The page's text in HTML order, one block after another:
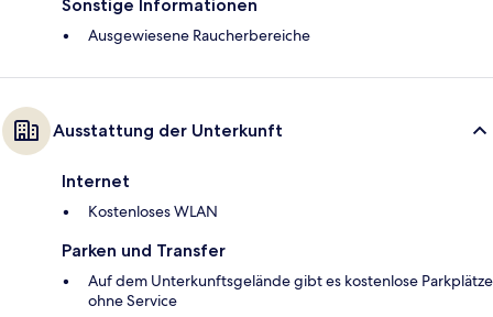
Sonstige Informationen
Ausgewiesene Raucherbereiche
Ausstattung der Unterkunft
Internet
Kostenloses WLAN
Parken und Transfer
Auf dem Unterkunftsgelände gibt es kostenlose Parkplätze
ohne Service